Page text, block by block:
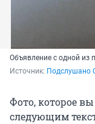
Объявление с одной из
Источник: Подслушано
Фото, которое
следующим